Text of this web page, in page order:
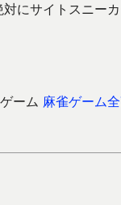
にサイトスニー
ーム 麻雀ゲーム